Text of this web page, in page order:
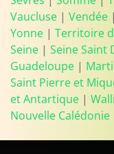
Vaucluse | Vendée |
Yonne | Territoire
Seine | Seine Saint
Guadeloupe |
Saint Pierre et
et Antartique |
Nouvelle Calédonie